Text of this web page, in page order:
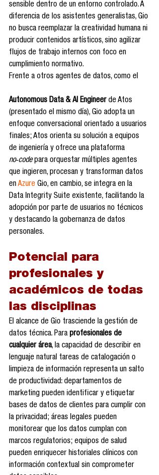
sensible dentro de un entorno controlado. A
diferencia de los asistentes generalistas, Gio
no busca reemplazar la creatividad humana ni
producir contenidos artísticos, sino agilizar
flujos de trabajo internos con foco en
cumplimiento normativo.
Frente a otros agentes de datos, como el
Autonomous Data & AI Engineer de Atos
(presentado el mismo día), Gio adopta un
enfoque conversacional orientado a usuarios
finales; Atos orienta su solución a equipos
de ingeniería y ofrece una plataforma
no‑code para orquestar múltiples agentes
que ingieren, procesan y transforman datos
en Azure Gio, en cambio, se integra en la
Data Integrity Suite existente, facilitando la
adopción por parte de usuarios no técnicos
y destacando la gobernanza de datos
personales.
Potencial para
profesionales y
académicos de todas
las disciplinas
El alcance de Gio trasciende la gestión de
datos técnica. Para profesionales de
cualquier área, la capacidad de describir en
lenguaje natural tareas de catalogación o
limpieza de información representa un salto
de productividad: departamentos de
marketing pueden identificar y etiquetar
bases de datos de clientes para cumplir con
la privacidad; áreas legales pueden
monitorear que los datos cumplan con
marcos regulatorios; equipos de salud
pueden enriquecer historiales clínicos con
información contextual sin comprometer